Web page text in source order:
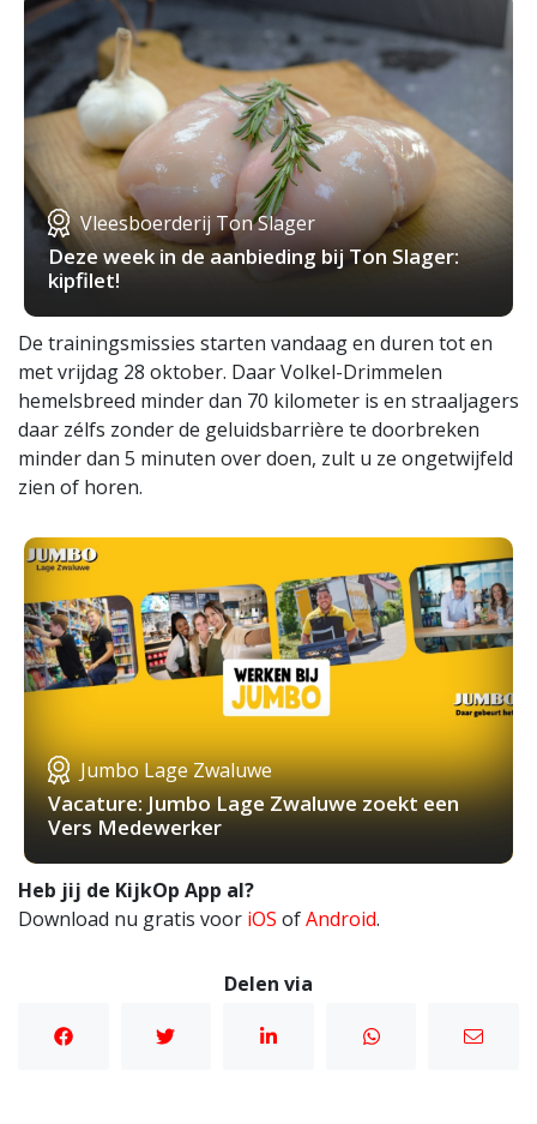
Vleesboerderij Ton Slager
Deze week in de aanbieding bij Ton Slager:
kipfilet!
De trainingsmissies starten vandaag en duren tot en
met vrijdag 28 oktober. Daar Volkel-Drimmelen
hemelsbreed minder dan 70 kilometer is en straaljagers
daar zélfs zonder de geluidsbarrière te doorbreken
minder dan 5 minuten over doen, zult u ze ongetwijfeld
zien of horen.
Jumbo Lage Zwaluwe
Vacature: Jumbo Lage Zwaluwe zoekt een
Vers Medewerker
Heb jij de KijkOp App al?
Download nu gratis voor iOS ofAndroid.
Delen via